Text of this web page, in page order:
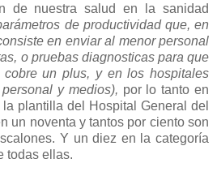
de nuestra salud en la sanidad
de productividad que, en
en enviar al menor personal
o pruebas diagnosticas para que
un plus, y en los hospitales
y medios), por lo tanto en
plantilla del Hospital General del
un noventa y tantos por ciento son
Y un diez en la categoría
todas ellas.